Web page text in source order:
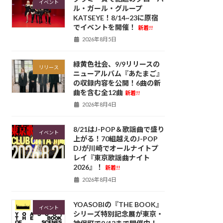
イベント
ル・ガール・グループ
KATSEYE！8/14~23に原宿
でイベントを開催！
新着!!
2026年8月5日
リリース
緑黄色社会、9/9リリースの
ニューアルバム『あたまご』
の収録内容を公開！6曲の新
曲を含む全12曲 新着!!
2026年8月4日
イベント
8/21はJ-POP＆歌謡曲で盛り
上がる！70組越えのJ-POP
DJが川崎でオールナイトプ
レイ『東京歌謡曲ナイト
2026』！
新着!!
2026年8月4日
イベント
YOASOBIの『THE BOOK』
シリーズ特別記念展が東京・